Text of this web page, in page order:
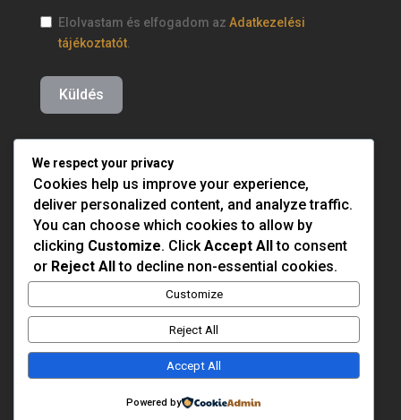
Elolvastam és elfogadom az Adatkezelési
tájékoztatót.
Küldés
We respect your privacy
Cookies help us improve your experience,
deliver personalized content, and analyze traffic.
You can choose which cookies to allow by
clicking Customize. Click Accept Allto consent
or Reject Allto decline non-essential cookies.
Customize
Reject All
Accept All
Powered by